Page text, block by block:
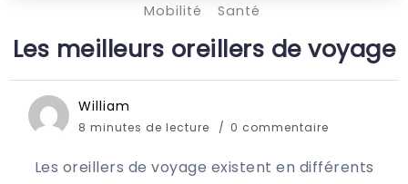
Mobilité Santé
Les meilleurs oreillers de voyage
William
8 minutes de lecture 0 commentaire
Les oreillers de voyage existent en différents